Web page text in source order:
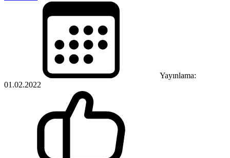
Yayınlama:
01.02.2022